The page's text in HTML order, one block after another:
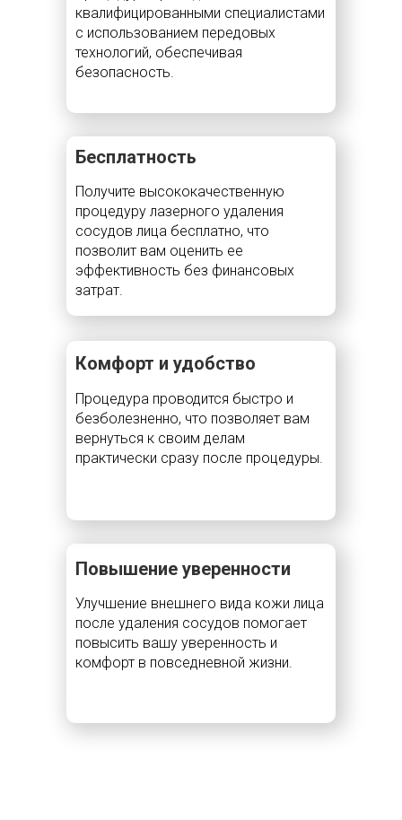
Бесплатность
квалифицированными специалистами
с использованием передовых
технологий, обеспечивая
безопасность.
Получите высококачественную
процедуру лазерного удаления
сосудов лица бесплатно, что
позволит вам оценить ее
эффективность без финансовых
затрат.
Повышение уверенности
Комфорт и удобство
Улучшение внешнего вида кожи лица
после удаления сосудов помогает
повысить вашу уверенность и
комфорт в повседневной жизни.
Процедура проводится быстро и
безболезненно, что позволяет вам
вернуться к своим делам
практически сразу после процедуры.